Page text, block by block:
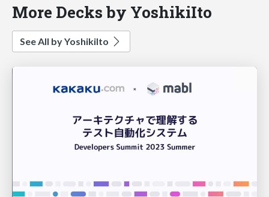
More Decks by YoshikiIto
See All by YoshikiIto